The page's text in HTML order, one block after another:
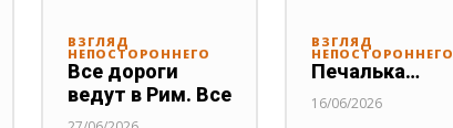
ВЗГЛЯД
НЕПОСТОРОННЕГО
Все дороги
ведут в Рим. Все
ВЗГЛЯД
НЕПОСТОРОННЕГО
Печалька…
16/06/2026